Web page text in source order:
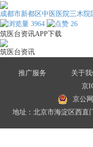
成都市新都区中医医院三木
3964
26
筑医台资讯APP下载
筑医台资讯
推广服务 关于我
京
京公
地址：北京市海淀区西直